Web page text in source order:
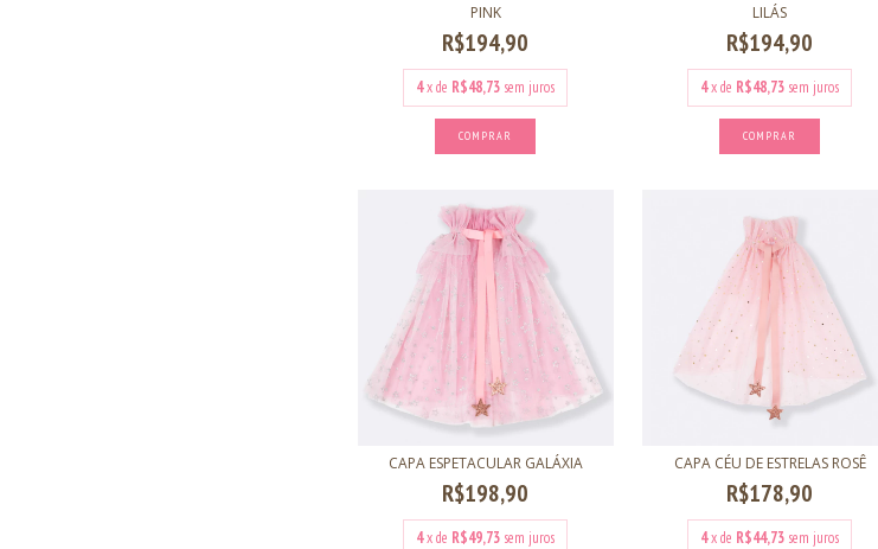
PINK
R$194,90
4x de R$48,73 sem juros
COMPRAR
LILÁS
R$194,90
4x de R$48,73 sem juros
COMPRAR
CAPA ESPETACULAR GALÁXIA
R$198,90
4x de R$49,73 sem juros
CAPA CÉU DE ESTRELAS ROSÊ
R$178,90
4x de R$44,73 sem juros